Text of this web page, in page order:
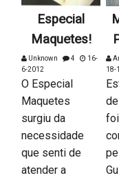
Especial
Maquetes!
Unknown 4
16-
6-2012
O Especial
Maquetes
surgiu da
necessidade
que senti de
atender a
18-
foi